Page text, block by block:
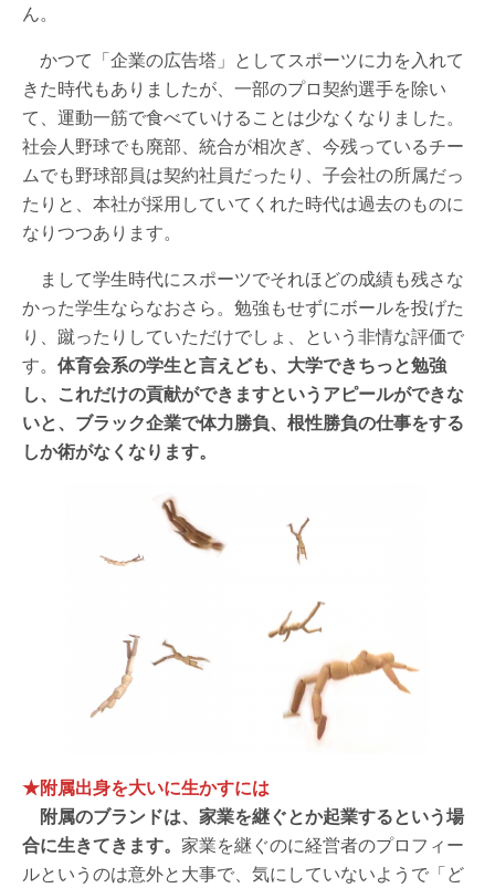
ん。
かつて「企業の広告塔」としてスポーツに力を入れて
きた時代もありましたが、一部のプロ契約選手を除い
て、運動一筋で食べていけることは少なくなりました。
社会人野球でも廃部、統合が相次ぎ、今残っているチー
ムでも野球部員は契約社員だったり、子会社の所属だっ
たりと、本社が採用していてくれた時代は過去のものに
なりつつあります。
まして学生時代にスポーツでそれほどの成績も残さな
かった学生ならなおさら。勉強もせずにボールを投げた
り、蹴ったりしていただけでしょ、という非情な評価で
す。 体育会系の学生と言えども、大学できちっと勉強
し、これだけの貢献ができますというアピールができな
いと、ブラック企業で体力勝負、根性勝負の仕事をする
しか術がなくなります。
★附属出身を大いに生かすには
附属のブランドは、家業を継ぐとか起業するという場
合に生きてきます。 家業を継ぐのに経営者のプロフィー
ルというのは意外と大事で、気にしていないようで「ど